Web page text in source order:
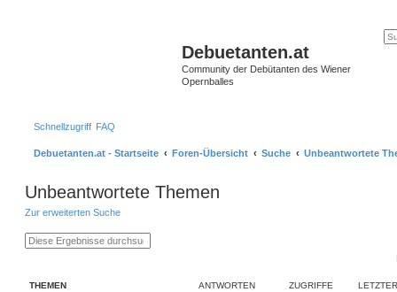
Debuetanten.at
Community der Debütanten des Wiener
Opernballes
Schnellzugriff FAQ
Debuetanten.at - Startseite Foren-Übersicht Suche Unbeantwortete
Unbeantwortete Themen
Zur erweiterten Suche
S
u
E
r
THEMEN ANTWORTEN ZUGRIFFE